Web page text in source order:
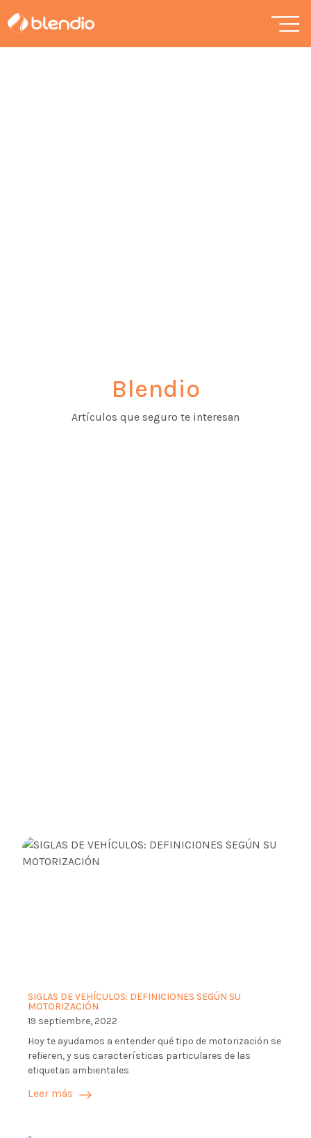
Blendio
Artículos que seguro te interesan
SIGLAS DE VEHÍCULOS: DEFINICIONES SEGÚN SU
MOTORIZACIÓN
19 septiembre, 2022
Hoy te ayudamos a entender qué tipo de motorización se
refieren, y sus características particulares de las
etiquetas ambientales
Leer más